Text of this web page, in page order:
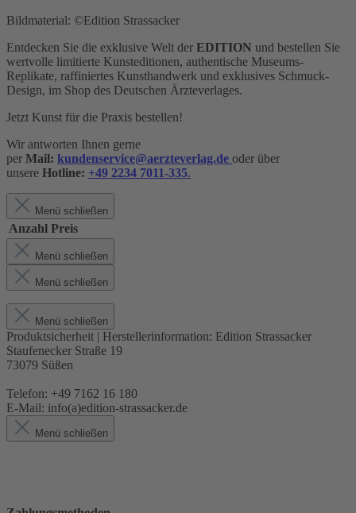
Bildmaterial: ©Edition Strassacker
Entdecken Sie die exklusive Welt der EDITION und bestellen Sie
wertvolle limitierte Kunsteditionen, authentische Museums-
Replikate, raffiniertes Kunsthandwerk und exklusives Schmuck-
Design, im Shop des Deutschen Ärzteverlages.
Jetzt Kunst für die Praxis bestellen!
Wir antworten Ihnen gerne
per Mail: kundenservice@aerzteverlag.de oder über
unsere Hotline: +49 2234 7011-335.
Menü schließen
Anzahl Preis
Menü schließen
Menü schließen
Menü schließen
Produktsicherheit | Herstellerinformation: Edition Strassacker
Staufenecker Straße 19
73079 Süßen
Telefon: +49 7162 16 180
E-Mail: info(a)edition-strassacker.de
Menü schließen